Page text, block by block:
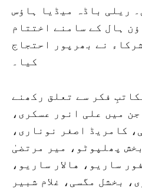
ریلی باڈہ میڈیا ہاؤس
ہال کے سامنے اختتام
نے بھرپور احتجاج
کیا۔
فکر سے تعلق رکھنے
میں علی انور عسکری،
کامریڈ اصغر نوناری،
پھلپوٹو، میر مرتضیٰ
ساريو، هالار ساريو،
بخشل مگسی، غلام شبیر